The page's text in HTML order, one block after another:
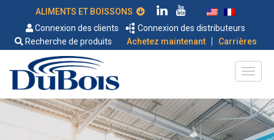
Connexion des clients
Connexion des distributeurs
Recherche de produits
Achetez maintenant | Carrières